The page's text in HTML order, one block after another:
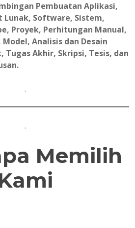
Pembuatan Aplikasi,
Lunak, Software, Sistem,
Proyek, Perhitungan Manual,
Analisis dan Desain
Akhir, Skripsi, Tesis, dan
.
.
Memilih